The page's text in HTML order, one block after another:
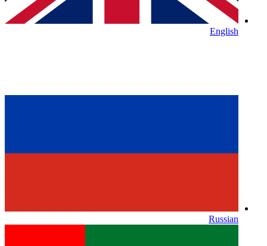
English
Russian